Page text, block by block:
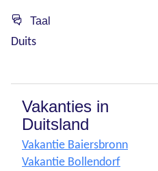
Taal
Duits
Vakanties in
Duitsland
Vakantie Baiersbronn
Vakantie Bollendorf